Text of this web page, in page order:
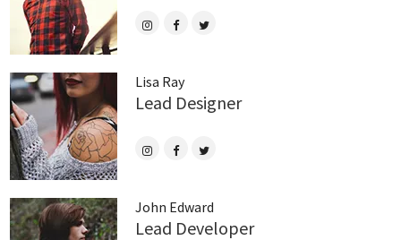
Lisa Ray
Lead Designer
John Edward
Lead Developer